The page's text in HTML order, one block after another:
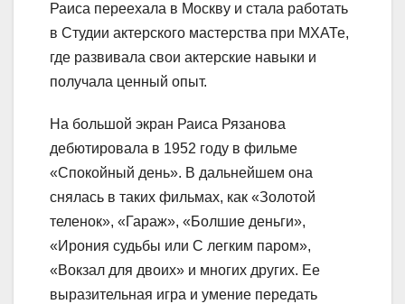
Раиса переехала в Москву и стала работать
в Студии актерского мастерства при МХАТе,
где развивала свои актерские навыки и
получала ценный опыт.
На большой экран Раиса Рязанова
дебютировала в 1952 году в фильме
«Спокойный день». В дальнейшем она
снялась в таких фильмах, как «Золотой
теленок», «Гараж», «Болшие деньги»,
«Ирония судьбы или С легким паром»,
«Вокзал для двоих» и многих других. Ее
выразительная игра и умение передать